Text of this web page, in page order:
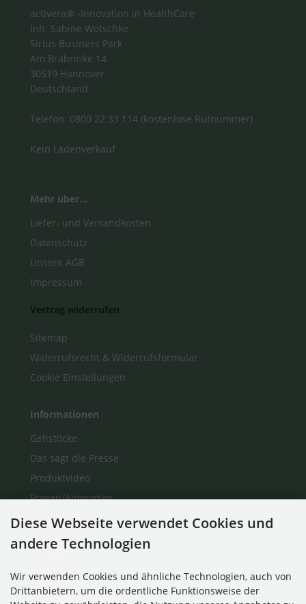
activera® -Innovation in HealthCare
Inh. Sabine Wotschke
Sirius Business Park
Am Brabrinke 14
30519 Hannover
Deutschland
Telefon: 0800 22 33 114 (kostenlose Rufnummer)
Kein Ladenverkauf
Mehr über...
Liefer- und Versandkosten
Datenschutz
Unsere AGB
Impressum
Vertrag widerrufen
Sitemap
Widerrufsrecht & Widerrufsformular
Cookie Einstellungen
Informationen
Gehstöcke
Das sagt die Presse
Produktvideo
Fragen/Antworten
Auf einen Blick
Über Uns
Zahlungsmethoden
Diese Webseite verwendet Cookies und
andere Technologien
Wir verwenden Cookies und ähnliche Technologien, auch von
Drittanbietern, um die ordentliche Funktionsweise der